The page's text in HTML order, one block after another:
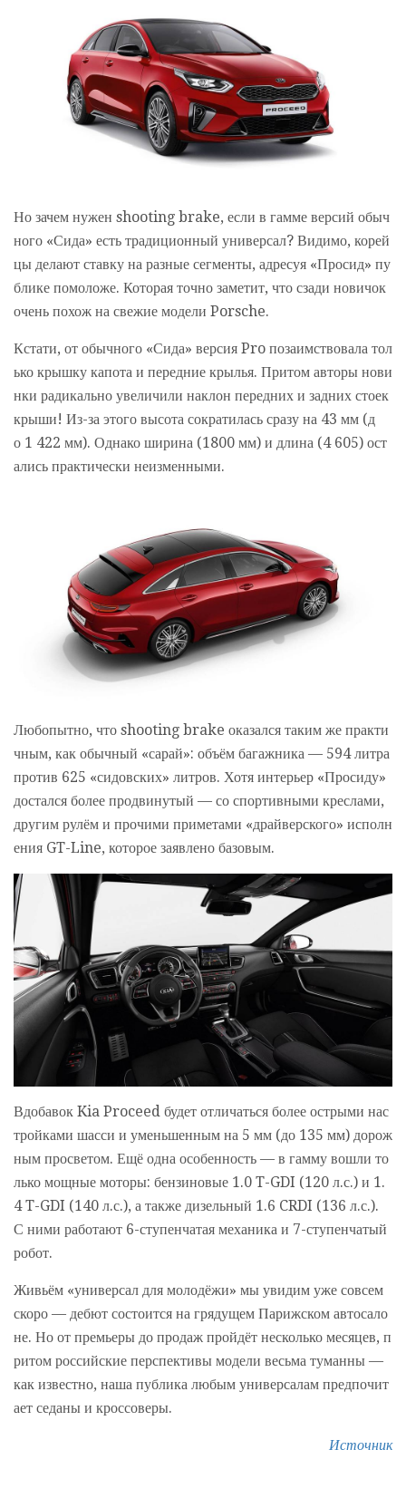
Но зачем нужен shooting brake, если в гамме версий обыч
ного «Сида» есть традиционный универсал? Видимо, корей
цы делают ставку на разные сегменты, адресуя «Просид» пу
блике помоложе. Которая точно заметит, что сзади новичок
очень похож на свежие модели Porsche.
Кстати, от обычного «Сида» версия Pro позаимствовала тол
ько крышку капота и передние крылья. Притом авторы нови
нки радикально увеличили наклон передних и задних стоек
крыши! Из-за этого высота сократилась сразу на 43 мм (д
о 1 422 мм). Однако ширина (1800 мм) и длина (4 605) ост
ались практически неизменными.
Любопытно, что shooting brake оказался таким же практи
чным, как обычный «сарай»: объём багажника — 594 литра
против 625 «сидовских» литров. Хотя интерьер «Просиду»
достался более продвинутый — со спортивными креслами,
другим рулём и прочими приметами «драйверского» исполн
ения GT-Line, которое заявлено базовым.
Вдобавок Kia Proceed будет отличаться более острыми нас
тройками шасси и уменьшенным на 5 мм (до 135 мм) дорож
ным просветом. Ещё одна особенность — в гамму вошли то
лько мощные моторы: бензиновые 1.0 T-GDI (120 л.с.) и 1.
4 T-GDI (140 л.с.), а также дизельный 1.6 CRDI (136 л.с.).
С ними работают 6-ступенчатая механика и 7-ступенчатый
робот.
Живьём «универсал для молодёжи» мы увидим уже совсем
скоро — дебют состоится на грядущем Парижском автосало
не. Но от премьеры до продаж пройдёт несколько месяцев, п
ритом российские перспективы модели весьма туманны —
как известно, наша публика любым универсалам предпочит
ает седаны и кроссоверы.
Источник